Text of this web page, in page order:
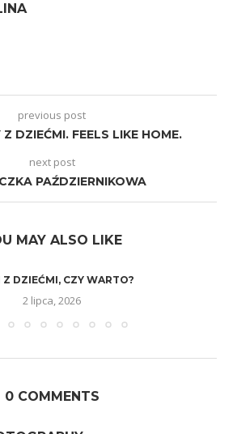
previous post
DZIEĆMI. FEELS LIKE HOME.
next post
PAŹDZIERNIKOWA
MAY ALSO LIKE
Z DZIEĆMI, CZY WARTO?
2 lipca, 2026
0 COMMENTS